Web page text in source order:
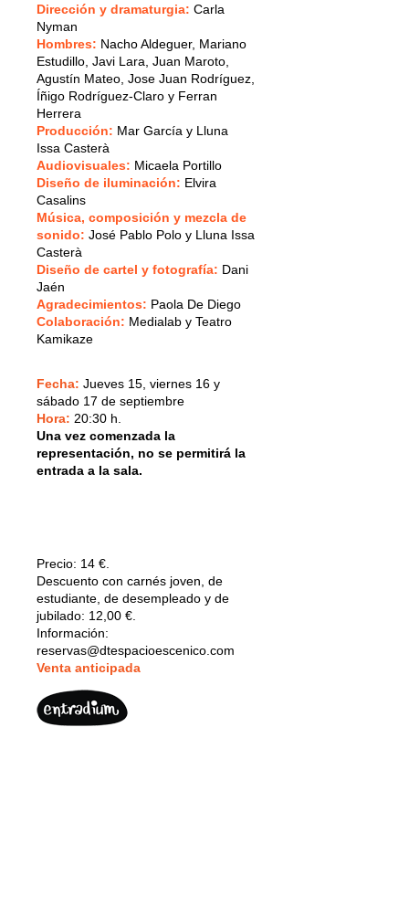
Dirección y dramaturgia: Carla
Nyman
Hombres: Nacho Aldeguer, Mariano
Estudillo, Javi Lara, Juan Maroto,
Agustín Mateo, Jose Juan Rodríguez,
Íñigo Rodríguez-Claro y Ferran
Herrera
Producción: Mar García y Lluna
Issa Casterà
Audiovisuales: Micaela Portillo
Diseño de iluminación: Elvira
Casalins
Música, composición y mezcla de
sonido: José Pablo Polo y Lluna Issa
Casterà
Diseño de cartel y fotografía: Dani
Jaén
Agradecimientos: Paola De Diego
Colaboración: Medialab y Teatro
Kamikaze
Fecha: Jueves 15, viernes 16 y
sábado 17 de septiembre
Hora: 20:30 h.
Una vez comenzada la
representación, no se permitirá la
entrada a la sala.
Precio: 14 €.
Descuento con carnés joven, de
estudiante, de desempleado y de
jubilado: 12,00 €.
Información:
reservas@dtespacioescenico.com
Venta anticipada